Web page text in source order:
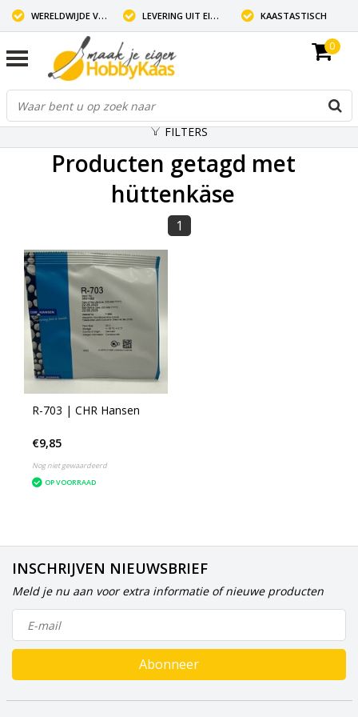
WERELDWIJDE VERZENDING LEVERING UIT EIGEN VOORRAAD KAASTASTISCH
0
FILTERS
Producten getagd met
hüttenkäse
1
R-703 | CHR Hansen
€9,85
Nog niet gewaardeerd
OP VOORRAAD
INSCHRIJVEN NIEUWSBRIEF
Meld je nu aan voor extra informatie of nieuwe producten
Abonneer